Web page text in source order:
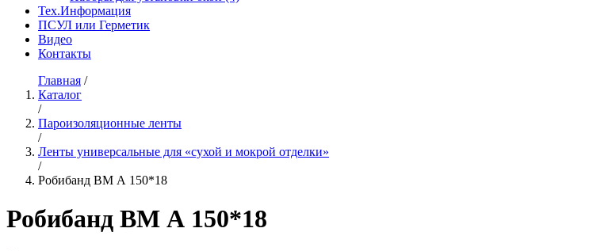
Тех.Информация
ПСУЛ или Герметик
Видео
Контакты
Главная /
Каталог
/
Пароизоляционные ленты
/
Ленты универсальные для «сухой и мокрой отделки»
/
Робибанд ВМ А 150*18
Робибанд ВМ А 150*18